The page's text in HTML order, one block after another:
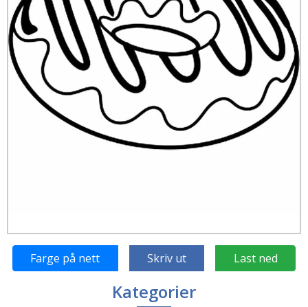
Farge på nett Skriv ut Last ned
Kategorier